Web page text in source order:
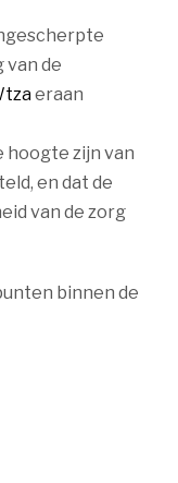
de
eraan
hoogte zijn van
en dat de
van de zorg
binnen de